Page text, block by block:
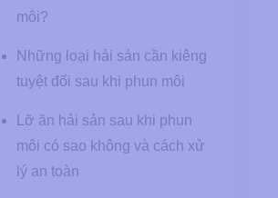
môi?
Những loại hải sản cần kiêng
tuyệt đối sau khi phun môi
Lỡ ăn hải sản sau khi phun
môi có sao không và cách xử
lý an toàn